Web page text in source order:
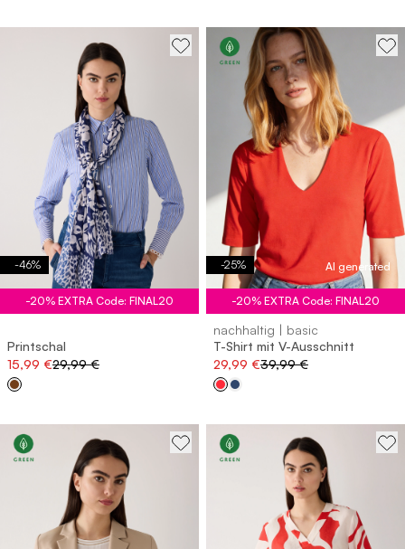
-46%
-20% EXTRA Code: FINAL20
Printschal
15,99 €29,99 €
-25% AI generated
-20% EXTRA Code: FINAL20
nachhaltig | basic
T-Shirt mit V-Ausschnitt
29,99 €39,99 €